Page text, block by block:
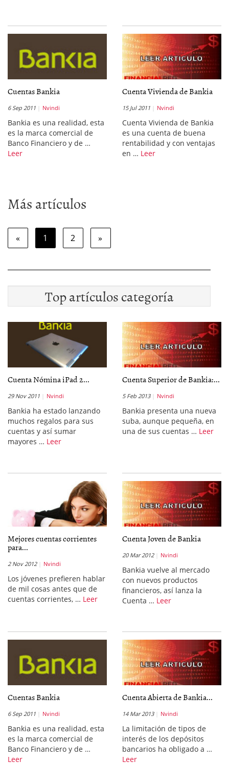
Cuentas Bankia
6 Sep 2011 Nvindi
Bankia es una realidad, esta
es la marca comercial de
Banco Financiero y de …
Leer
Cuenta Vivienda de Bankia
15 Jul 2011 Nvindi
Cuenta Vivienda de Bankia
es una cuenta de buena
rentabilidad y con ventajas
en … Leer
Más artículos
« 1 2 »
Top artículos categoría
Cuenta Nómina iPad 2...
29 Nov 2011 Nvindi
Bankia ha estado lanzando
muchos regalos para sus
cuentas y así sumar
mayores … Leer
Cuenta Superior de Bankia:...
5 Feb 2013 Nvindi
Bankia presenta una nueva
suba, aunque pequeña, en
una de sus cuentas … Leer
Mejores cuentas corrientes
para...
2 Nov 2012 Nvindi
Los jóvenes prefieren hablar
de mil cosas antes que de
cuentas corrientes, … Leer
Cuenta Joven de Bankia
20 Mar 2012 Nvindi
Bankia vuelve al mercado
con nuevos productos
financieros, así lanza la
Cuenta … Leer
Cuentas Bankia
6 Sep 2011 Nvindi
Bankia es una realidad, esta
es la marca comercial de
Banco Financiero y de …
Leer
Cuenta Abierta de Bankia...
14 Mar 2013 Nvindi
La limitación de tipos de
interés de los depósitos
bancarios ha obligado a …
Leer